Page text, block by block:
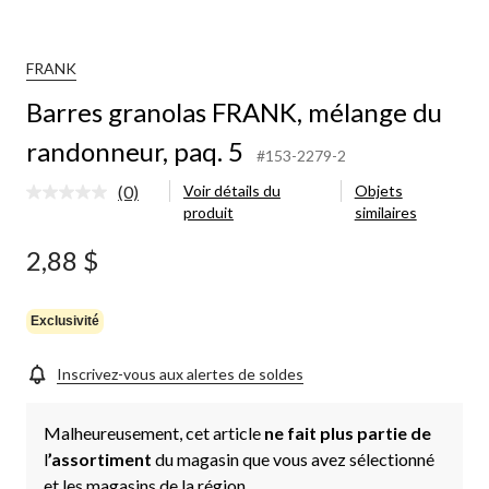
FRANK
Barres granolas FRANK, mélange du
randonneur, paq. 5
#153-2279-2
Aucune
(0)
Voir détails du
produit
Objets
similaires
2,88 $
Exclusivité
Inscrivez-vous aux alertes de soldes
Malheureusement, cet article ne fait plus partie de
l’assortiment du magasin que vous avez sélectionné
et les magasins de la région.